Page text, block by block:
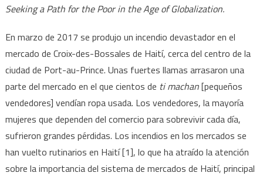
Seeking a Path for the Poor in the Age of Globalization.
En marzo de 2017 se produjo un incendio devastador en el
mercado de Croix-des-Bossales de Haití, cerca del centro de la
ciudad de Port-au-Prince. Unas fuertes llamas arrasaron una
parte del mercado en el que cientos de ti machan[pequeños
vendedores] vendían ropa usada. Los vendedores, la mayoría
mujeres que dependen del comercio para sobrevivir cada día,
sufrieron grandes pérdidas. Los incendios en los mercados se
han vuelto rutinarios en Haití [1], lo que ha atraído la atención
sobre la importancia del sistema de mercados de Haití, principal